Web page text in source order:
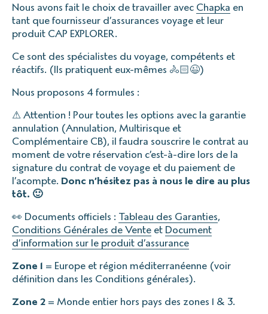
Nous avons fait le choix de travailler avec Chapka en
tant que fournisseur d’assurances voyage et leur
produit CAP EXPLORER.
Ce sont des spécialistes du voyage, compétents et
réactifs. (Ils pratiquent eux-mêmes 🚴🏻😉)
Nous proposons 4 formules :
⚠ Attention ! Pour toutes les options avec la garantie
annulation (Annulation, Multirisque et
Complémentaire CB), il faudra souscrire le contrat au
moment de votre réservation c’est-à-dire lors de la
signature du contrat de voyage et du paiement de
l’acompte. Donc n’hésitez pas à nous le dire au plus
tôt. 🙂
👀 Documents officiels : Tableau des Garanties,
Conditions Générales de Vente et Document
d’information sur le produit d’assurance
Zone 1 = Europe et région méditerranéenne (voir
définition dans les Conditions générales).
Zone 2 = Monde entier hors pays des zones 1 & 3.